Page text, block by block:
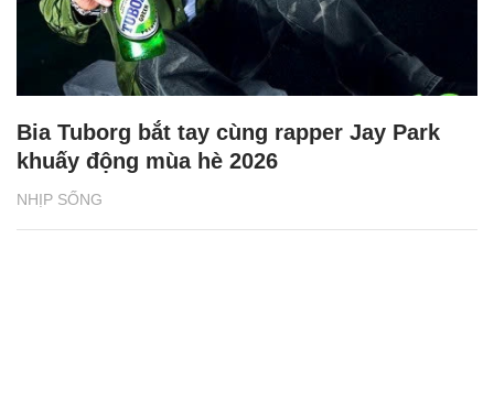
NHỊP SỐNG
Bia Tuborg bắt tay cùng rapper Jay Park
khuấy động mùa hè 2026